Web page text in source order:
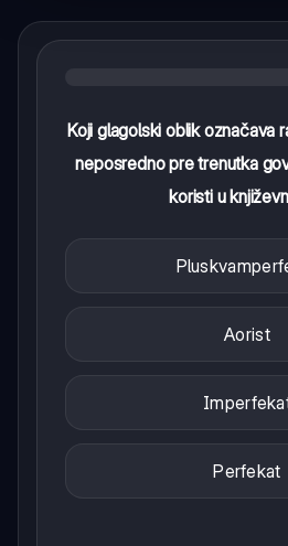
Koji glagolski oblik označava
neposredno pre trenutka
koristi u
Aorist
Perfekat